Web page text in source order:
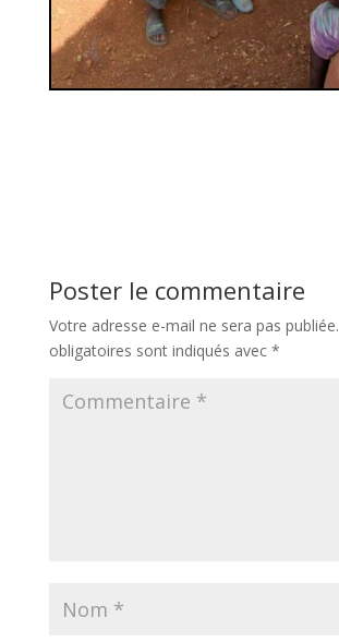
Poster le commentaire
Votre adresse e-mail ne sera pas publiée.
obligatoires sont indiqués avec *